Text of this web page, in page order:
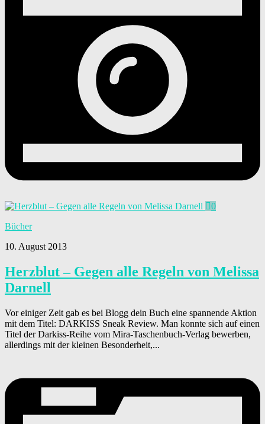
0
Bücher
10. August 2013
Herzblut – Gegen alle Regeln von Melissa
Darnell
Vor einiger Zeit gab es bei Blogg dein Buch eine spannende Aktion
mit dem Titel: DARKISS Sneak Review. Man konnte sich auf einen
Titel der Darkiss-Reihe vom Mira-Taschenbuch-Verlag bewerben,
allerdings mit der kleinen Besonderheit,...